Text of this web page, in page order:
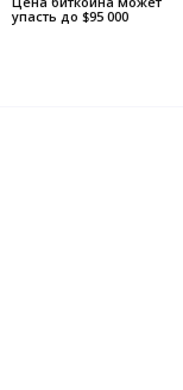
упасть до $95 000